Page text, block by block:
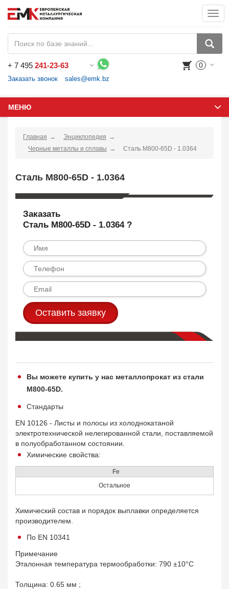
+ 7 495 241-23-63
Заказать звонок sales@emk.bz
0
МЕНЮ
Главная
Энциклопедия
Черные металлы и сплавы
Сталь M800-65D - 1.0364
Сталь M800-65D - 1.0364
Заказать
Сталь M800-65D - 1.0364 ?
Оставить заявку
Вы можете купить у нас металлопрокат из стали
M800-65D.
Стандарты
EN 10126 - Листы и полосы из холоднокатаной
электротехнической нелегированной стали, поставляемой
в полуобработанном состоянии.
Химические свойства:
Fe
Остальное
Химический состав и порядок выплавки определяется
производителем.
По EN 10341
Примечание
Эталонная температура термообработки: 790 ±10°C
Толщина: 0.65 мм ;